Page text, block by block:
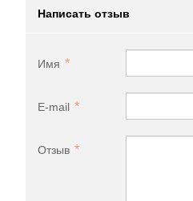
Написать отзыв
Имя
E-mail
Отзыв